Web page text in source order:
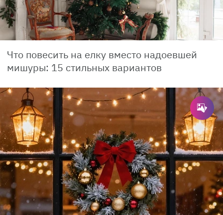
Что повесить на елку вместо надоевшей
мишуры: 15 стильных вариантов